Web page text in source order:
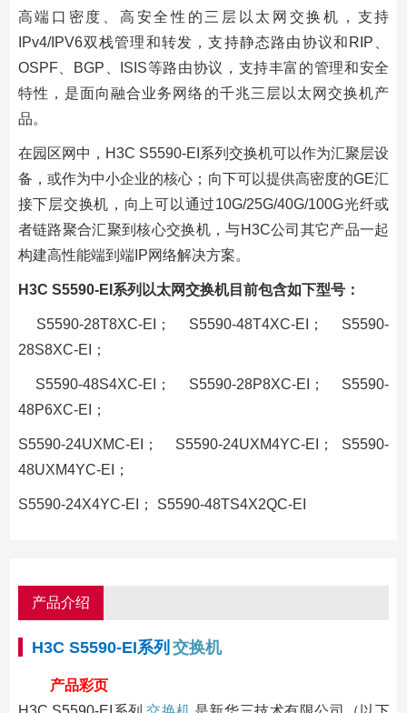
高端口密度、高安全性的三层以太网交换机，支持
IPv4/IPV6双栈管理和转发，支持静态路由协议和RIP、
OSPF、BGP、ISIS等路由协议，支持丰富的管理和安全
特性，是面向融合业务网络的千兆三层以太网交换机产
品。
在园区网中，H3C S5590-EI系列交换机可以作为汇聚层设
备，或作为中小企业的核心；向下可以提供高密度的GE汇
接下层交换机，向上可以通过10G/25G/40G/100G光纤或
者链路聚合汇聚到核心交换机，与H3C公司其它产品一起
构建高性能端到端IP网络解决方案。
H3C S5590-EI系列以太网交换机目前包含如下型号：
S5590-28T8XC-EI； S5590-48T4XC-EI；
S5590-
28S8XC-EI；
S5590-48S4XC-EI； S5590-28P8XC-EI；
S5590-
48P6XC-EI；
S5590-24UXMC-EI； S5590-24UXM4YC-EI；
S5590-
48UXM4YC-EI；
S5590-24X4YC-EI； S5590-48TS4X2QC-EI
产品介绍
H3C S5590-EI系列 交换机
产品彩页